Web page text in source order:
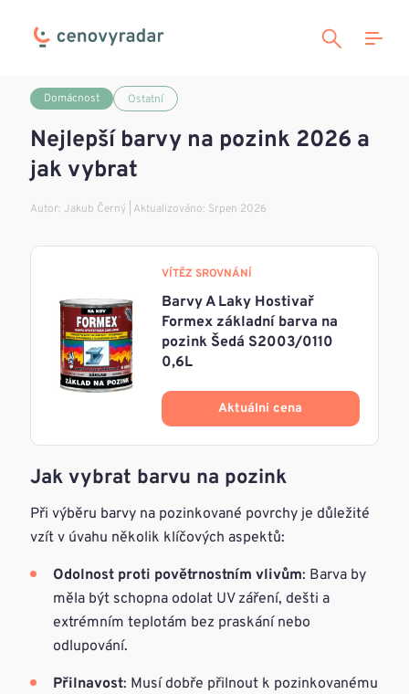
Domácnost Ostatní
Nejlepší barvy na pozink 2026 a
jak vybrat
Autor: Jakub Černý | Aktualizováno: Srpen 2026
VÍTĚZ SROVNÁNÍ
Barvy A Laky Hostivař
Formex základní barva na
pozink Šedá S2003/0110
0,6L
Aktuálni cena
Jak vybrat barvu na pozink
Při výběru barvy na pozinkované povrchy je důležité
vzít v úvahu několik klíčových aspektů:
Odolnost proti povětrnostním vlivům: Barva by
měla být schopna odolat UV záření, dešti a
extrémním teplotám bez praskání nebo
odlupování.
Přilnavost: Musí dobře přilnout k pozinkovanému